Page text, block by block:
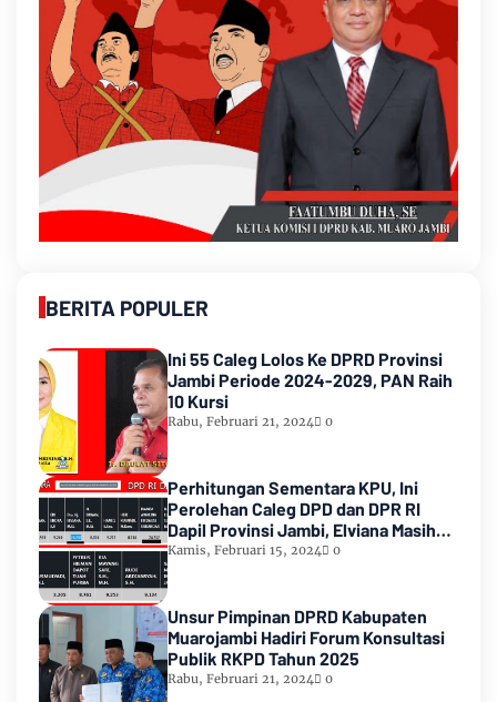
BERITA POPULER
Ini 55 Caleg Lolos Ke DPRD Provinsi
Jambi Periode 2024-2029, PAN Raih
10 Kursi
Rabu, Februari 21, 2024 0
Perhitungan Sementara KPU, Ini
Perolehan Caleg DPD dan DPR RI
Dapil Provinsi Jambi, Elviana Masih
Urutan Kedua Teratas
Kamis, Februari 15, 2024 0
Unsur Pimpinan DPRD Kabupaten
Muarojambi Hadiri Forum Konsultasi
Publik RKPD Tahun 2025
Rabu, Februari 21, 2024 0